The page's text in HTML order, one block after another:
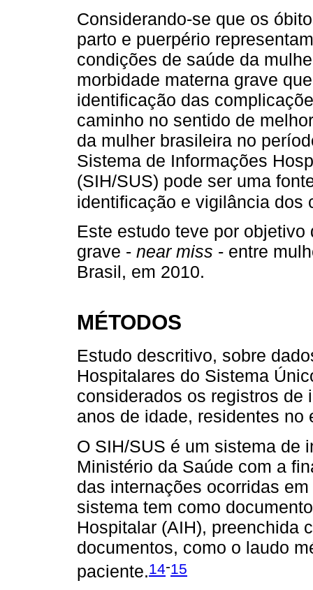
Considerando-se que os
parto e puerpério
condições de saúde da
morbidade materna grave
identificação das
caminho no sentido de
da mulher brasileira no
Sistema de Informações
(SIH/SUS) pode ser uma
identificação e vigilância dos
Este estudo teve por
grave - near miss - entre
Brasil, em 2010.
MÉTODOS
Estudo descritivo, sobre
Hospitalares do Sistema
considerados os registros de
anos de idade, residentes no
O SIH/SUS é um sistema de
Ministério da Saúde com a
das internações ocorridas
sistema tem como
Hospitalar (AIH), preenchida
documentos, como o laudo
paciente.14-15